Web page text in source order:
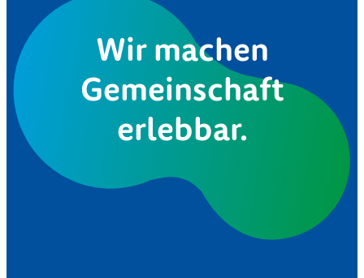
Wir machen
Gemeinschaft
erlebbar.